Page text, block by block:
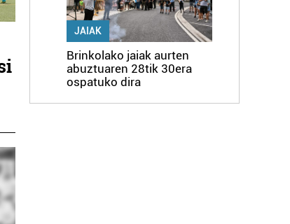
JAIAK
Brinkolako jaiak aurten
abuztuaren 28tik 30era
ospatuko dira